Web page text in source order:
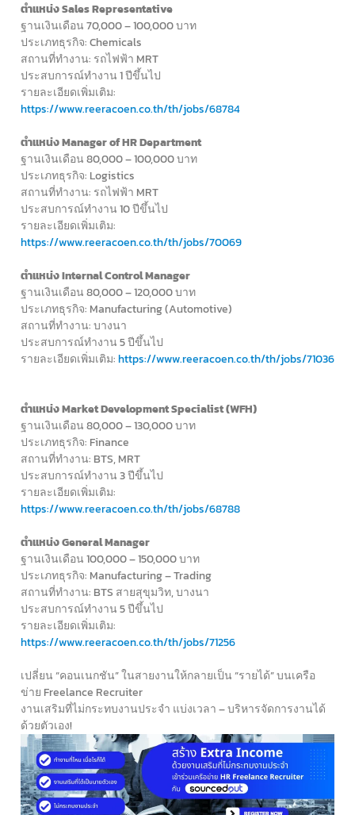
ตำแหน่ง Sales Representative
ฐานเงินเดือน 70,000 – 100,000 บาท
ประเภทธุรกิจ: Chemicals
สถานที่ทำงาน: รถไฟฟ้า MRT
ประสบการณ์ทำงาน 1 ปีขึ้นไป
รายละเอียดเพิ่มเติม:
https://www.reeracoen.co.th/th/jobs/68784
ตำแหน่ง Manager of HR Department
ฐานเงินเดือน 80,000 – 100,000 บาท
ประเภทธุรกิจ: Logistics
สถานที่ทำงาน: รถไฟฟ้า MRT
ประสบการณ์ทำงาน 10 ปีขึ้นไป
รายละเอียดเพิ่มเติม:
https://www.reeracoen.co.th/th/jobs/70069
ตำแหน่ง Internal Control Manager
ฐานเงินเดือน 80,000 – 120,000 บาท
ประเภทธุรกิจ: Manufacturing (Automotive)
สถานที่ทำงาน: บางนา
ประสบการณ์ทำงาน 5 ปีขึ้นไป
รายละเอียดเพิ่มเติม:https://www.reeracoen.co.th/th/jobs/71036
ตำแหน่ง Market Development Specialist (WFH)
ฐานเงินเดือน 80,000 – 130,000 บาท
ประเภทธุรกิจ: Finance
สถานที่ทำงาน: BTS, MRT
ประสบการณ์ทำงาน 3 ปีขึ้นไป
รายละเอียดเพิ่มเติม:
https://www.reeracoen.co.th/th/jobs/68788
ตำแหน่ง General Manager
ฐานเงินเดือน 100,000 – 150,000 บาท
ประเภทธุรกิจ: Manufacturing – Trading
สถานที่ทำงาน: BTS สายสุขุมวิท, บางนา
ประสบการณ์ทำงาน 5 ปีขึ้นไป
รายละเอียดเพิ่มเติม:
https://www.reeracoen.co.th/th/jobs/71256
เปลี่ยน “คอนเนกชัน” ในสายงานให้กลายเป็น “รายได้” บนเครือ
ข่าย Freelance Recruiter
งานเสริมที่ไม่กระทบงานประจำ แบ่งเวลา – บริหารจัดการงานได้
ด้วยตัวเอง!